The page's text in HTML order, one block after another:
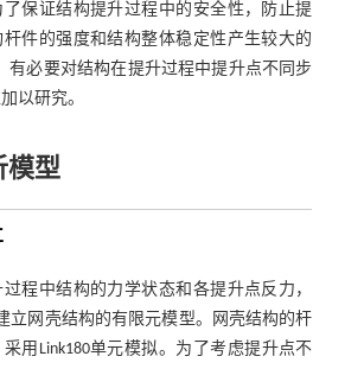
保证结构提升过程中的安全性，防止提
件的强度和结构整体稳定性产生较大的
有必要对结构在提升过程中提升点不同步
以研究。
模型
程中结构的力学状态和各提升点反力，
立网壳结构的有限元模型。网壳结构的杆
用Link180单元模拟。为了考虑提升点不